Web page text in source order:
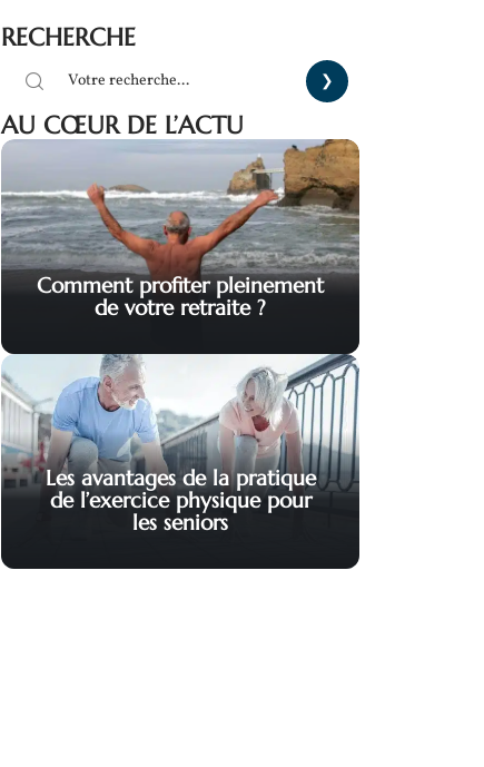
RECHERCHE
AU CŒUR DE L’ACTU
Comment profiter pleinement
de votre retraite ?
Les avantages de la pratique
de l’exercice physique pour
les seniors